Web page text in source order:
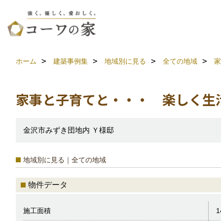
ホーム 建築事例集 地域別に見る 全ての地域
家事と子育てと・・・ 楽しく生
金沢市みずき団地内 Ｙ様邸
地域別に見る｜全ての地域
物件データ
施工面積